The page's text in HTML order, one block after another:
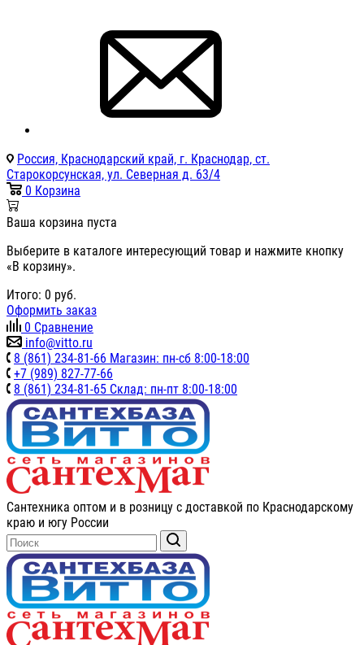
Россия, Краснодарский край, г. Краснодар, ст.
Старокорсунская, ул. Северная д. 63/4
0 Корзина
Ваша корзина пуста
Выберите в каталоге интересующий товар и нажмите кнопку
«В корзину».
Итого: 0 руб.
Оформить заказ
0 Сравнение
info@vitto.ru
8 (861) 234-81-66 Магазин: пн-сб 8:00-18:00
+7 (989) 827-77-66
8 (861) 234-81-65 Склад: пн-пт 8:00-18:00
Сантехника оптом и в розницу с доставкой по Краснодарскому
краю и югу России